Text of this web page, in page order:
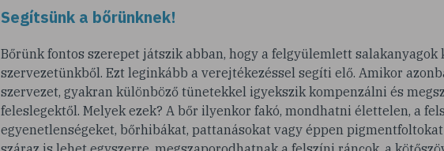
Segítsünk a bőrünknek!
Bőrünk fontos szerepet játszik abban, hogy a felgyülemlett salakanyagok
szervezetünkből. Ezt leginkább a verejtékezéssel segíti elő. Amikor
szervezet, gyakran különböző tünetekkel igyekszik kompenzálni és
feleslegektől. Melyek ezek? A bőr ilyenkor fakó, mondhatni élettelen, a
egyenetlenségeket, bőrhibákat, pattanásokat vagy éppen